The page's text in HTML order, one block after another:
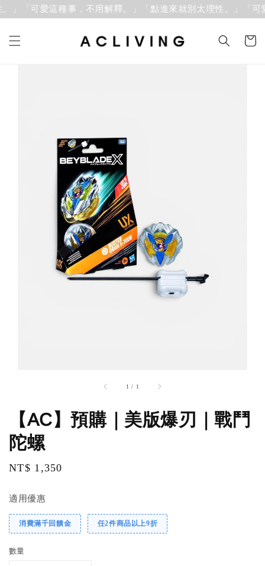
」「可愛這種事，不用解釋。」 「點進來就別太理性。」「可
1 / 1
【AC】預購｜美版爆刃｜戰鬥
陀螺
Regular
NT$ 1,350
適用優惠
消費滿千回饋金 任2件商品以上9折
數量